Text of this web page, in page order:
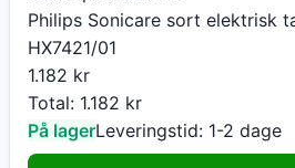
Philips Sonicare sort elektrisk
HX7421/01
1.182 kr
Total: 1.182 kr
På lagerLeveringstid: 1-2 dage